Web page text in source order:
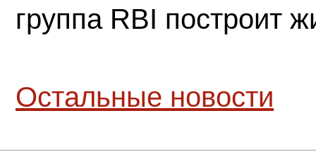
группа RBI построит
Остальные новости